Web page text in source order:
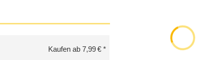
Kaufen ab 7,99 €